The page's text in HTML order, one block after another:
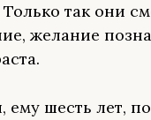
так они
желание
ему шесть лет,